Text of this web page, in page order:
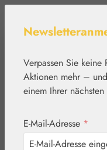
Verpassen Sie keine
Aktionen mehr –
einem Ihrer
E-Mail-Adresse *